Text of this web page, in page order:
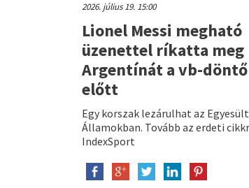
2026. július 19. 15:00
Lionel Messi megható
üzenettel ríkatta meg
Argentínát a vb-döntő
előtt
Egy korszak lezárulhat az Egyesült
Államokban. Tovább az erdeti
IndexSport